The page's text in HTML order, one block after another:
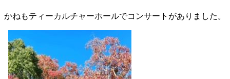
かねもティーカルチャーホールでコンサートがありました。